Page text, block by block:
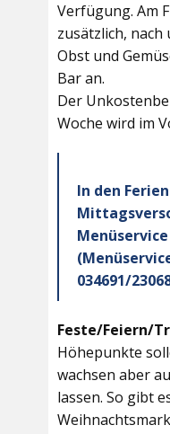
Verfügung. Am
zusätzlich,
Obst und
Bar an.
Der
Woche wird im
In den
034691/
Feste/Feiern/
Höhepunkte
wachsen aber
lassen. So gibt